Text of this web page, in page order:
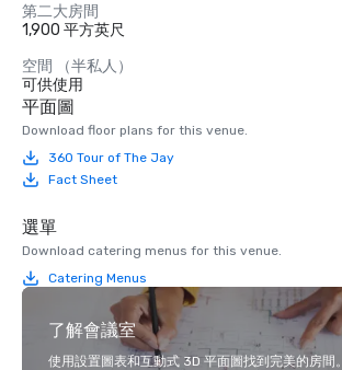
第二大房間
1,900 平方英尺
空間 （半私人）
可供使用
平面圖
Download floor plans for this venue.
360 Tour of The Jay
Fact Sheet
選單
Download catering menus for this venue.
Catering Menus
了解會議室
使用設置圖表和互動式 3D 平面圖找到完美的房間。